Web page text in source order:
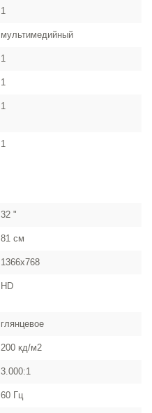
1
мультимедийный
1
1
1
1
32 "
81 см
1366x768
HD
глянцевое
200 кд/м2
3.000:1
60 Гц